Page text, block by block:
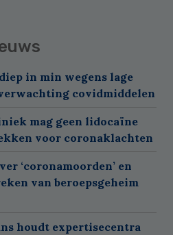
in min wegens lage
covidmiddelen
mag geen lidocaïne
voor coronaklachten
‘coronamoorden’ en
van beroepsgeheim
houdt expertisecentra